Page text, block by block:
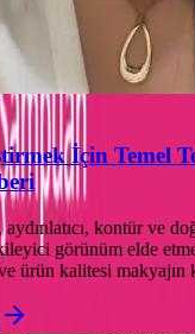
İçin Temel
aydınlatıcı, kontür ve
görünüm elde
kalitesi makyajın